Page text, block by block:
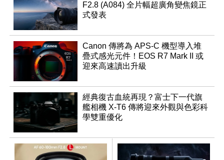
F2.8 (A084) 全片幅超廣角變焦鏡正
式發表
Canon 傳將為 APS-C 機型導入堆
疊式感光元件！EOS R7 Mark II 或
迎來高速讀出升級
經典復古血統再現？富士下一代旗
艦相機 X-T6 傳將迎來外觀與色彩科
學雙重優化